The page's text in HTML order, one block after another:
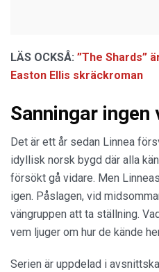
LÄS OCKSÅ: ”The Shards”
Easton Ellis skräckroman
Sanningar ingen
Det är ett år sedan Linnea
idyllisk norsk bygd där alla
försökt gå vidare. Men
igen. Påslagen, vid
vängruppen att ta ställning.
vem ljuger om hur de kände
Serien är uppdelad i